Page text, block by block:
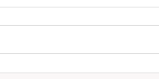
Yoga et respiration 2